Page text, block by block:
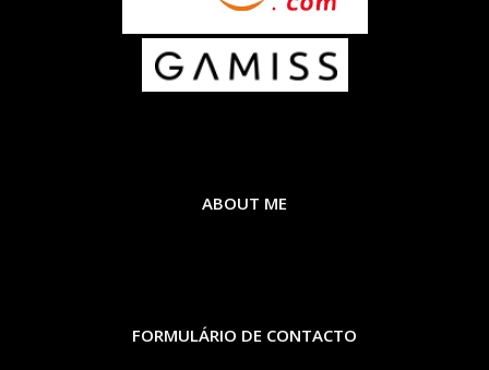
ABOUT ME
FORMULÁRIO DE CONTACTO